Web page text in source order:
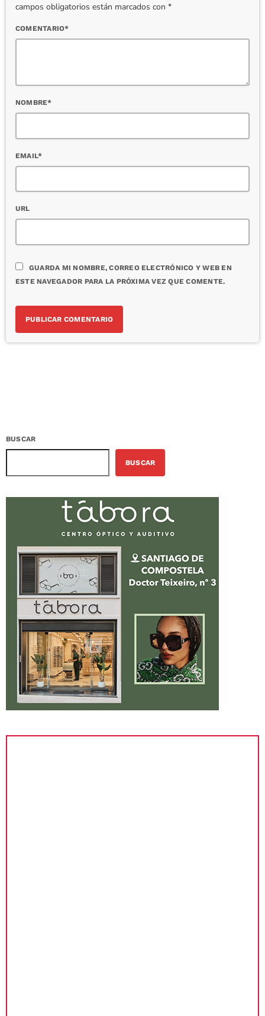
campos obligatorios están marcados con *
COMENTARIO*
NOMBRE*
EMAIL*
URL
GUARDA MI NOMBRE, CORREO ELECTRÓNICO Y WEB EN
ESTE NAVEGADOR PARA LA PRÓXIMA VEZ QUE COMENTE.
BUSCAR
BUSCAR